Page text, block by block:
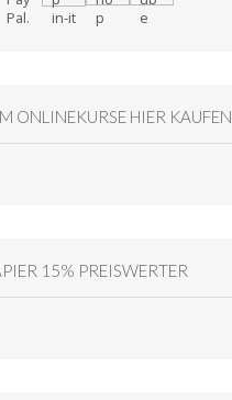
ONLINEKURSE HIER KAUFEN
15% PREISWERTER